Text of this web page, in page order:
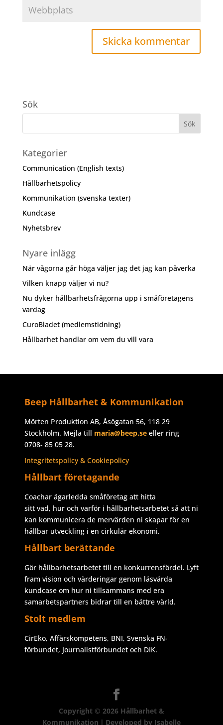
Sök
Kategorier
Communication (English texts)
Hållbarhetspolicy
Kommunikation (svenska texter)
Kundcase
Nyhetsbrev
Nyare inlägg
När vågorna går höga väljer jag det jag kan påverka
Vilken knapp väljer vi nu?
Nu dyker hållbarhetsfrågorna upp i småföretagens
vardag
CuroBladet (medlemstidning)
Hållbarhet handlar om vem du vill vara
Beep Hållbarhet & Kommunikation
Mörten Produktion AB, Åsögatan 56, 118 29
Stockholm. Mejla till maria@beep.seeller ring
0708- 85 05 28.
Integritetspolicy & Cookiepolicy
Hållbart företagande
Coachar ägarledda småföretag att hitta
sitt vad, hur och varför i hållbarhetsarbetet så att ni
kan kommunicera de mervärden ni skapar för en
hållbar utveckling i en cirkulär ekonomi.
Hållbart berättande
Gör hållbarhetsarbetet till en konkurrensfördel. Lyft
fram vision och värderingar genom läsvärda
kundcase om hur ni tillsammans med era
samarbetspartners bidrar till en bättre värld.
Stolt medlem
CirEko, Affärskompetens, BNI, Svenska FN-
förbundet, Journalistförbundet och DIK.
Copyright © 2026 Hållbarhet &
Kommunikation | Developed by Isabelle